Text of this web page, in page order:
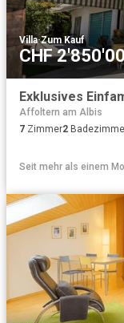
Villa·Zum Kauf
CHF
Exklusives
Affoltern am Albis
7 Zimmer2
Seit mehr als einem